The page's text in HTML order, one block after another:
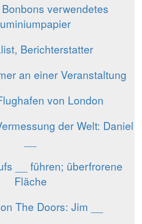
verwendetes
Berichterstatter
an einer Veranstaltung
von London
der Welt: Daniel
__ führen; überfrorene
Fläche
The Doors: Jim __